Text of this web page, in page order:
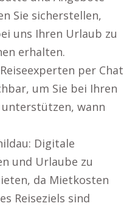
Sie sicherstellen,
uns Ihren Urlaub zu
erhalten.
per Chat
um Sie bei Ihren
wann
Digitale
und Urlaube zu
da Mietkosten
Reiseziels sind